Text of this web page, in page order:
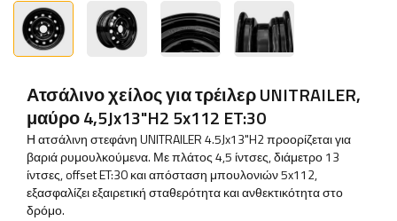
Ατσάλινο χείλος για τρέιλερ UNITRAILER,
μαύρο 4,5Jx13"H2 5x112 ET:30
Η ατσάλινη στεφάνη UNITRAILER 4.5Jx13"H2 προορίζεται για
βαριά ρυμουλκούμενα. Με πλάτος 4,5 ίντσες, διάμετρο 13
ίντσες, offset ET:30 και απόσταση μπουλονιών 5x112,
εξασφαλίζει εξαιρετική σταθερότητα και ανθεκτικότητα στο
δρόμο.